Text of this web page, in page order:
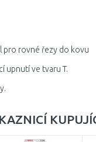
pro rovné řezy do kovu
upnutí ve tvaru T.